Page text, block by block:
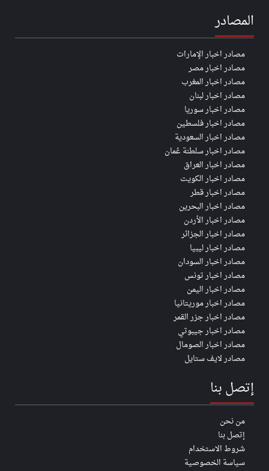
المصادر
مصادر اخبار الإمارات
مصادر اخبار مصر
مصادر اخبار المغرب
مصادر اخبار لبنان
مصادر اخبار سوريا
مصادر اخبار فلسطين
مصادر اخبار السعودية
مصادر اخبار سلطنة عُمان
مصادر اخبار العراق
مصادر اخبار الكويت
مصادر اخبار قطر
مصادر اخبار البحرين
مصادر اخبار الأردن
مصادر اخبار الجزائر
مصادر اخبار ليبيا
مصادر اخبار السودان
مصادر اخبار تونس
مصادر اخبار اليمن
مصادر اخبار موريتانيا
مصادر اخبار جزر القمر
مصادر اخبار جيبوتي
مصادر اخبار الصومال
مصادر لايف ستايل
إتصل بنا
من نحن
إتصل بنا
شروط الاستخدام
سياسة الخصوصية